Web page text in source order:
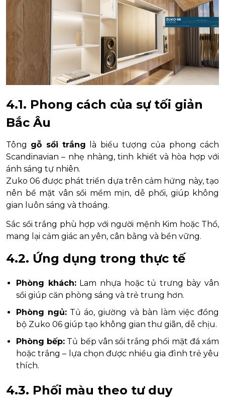
4.1. Phong cách của sự tối giản
Bắc Âu
Tông gỗ sồi trắng là biểu tượng của phong cách
Scandinavian – nhẹ nhàng, tinh khiết và hòa hợp với
ánh sáng tự nhiên.
Zuko 06 được phát triển dựa trên cảm hứng này, tạo
nên bề mặt vân sồi mềm mịn, dễ phối, giúp không
gian luôn sáng và thoáng.
Sắc sồi trắng phù hợp với người mệnh Kim hoặc Thổ,
mang lại cảm giác an yên, cân bằng và bền vững.
4.2. Ứng dụng trong thực tế
Phòng khách:Lam nhựa hoặc tủ trưng bày vân
sồi giúp căn phòng sáng và trẻ trung hơn.
Phòng ngủ: Tủ áo, giường và bàn làm việc đồng
bộ Zuko 06 giúp tạo không gian thư giãn, dễ chịu.
Phòng bếp: Tủ bếp vân sồi trắng phối mặt đá xám
hoặc trắng – lựa chọn được nhiều gia đình trẻ yêu
thích.
4.3. Phối màu theo tư duy